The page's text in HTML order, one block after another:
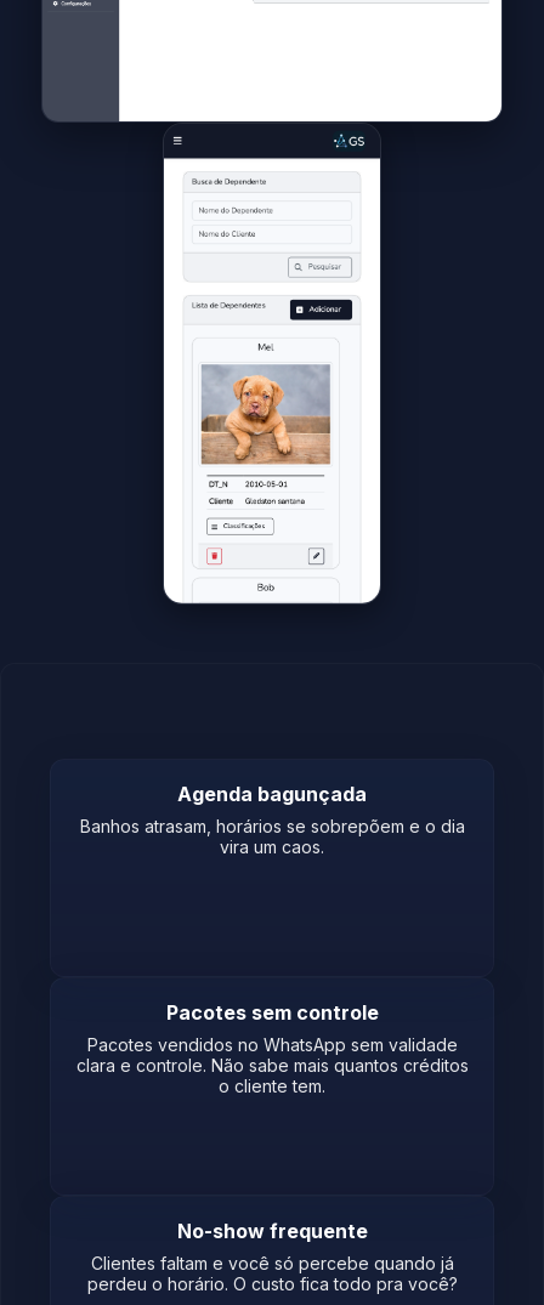
Agenda bagunçada
Banhos atrasam, horários se sobrepõem e o dia
vira um caos.
Pacotes sem controle
Pacotes vendidos no WhatsApp sem validade
clara e controle. Não sabe mais quantos créditos
o cliente tem.
No-show frequente
Clientes faltam e você só percebe quando já
perdeu o horário. O custo fica todo pra você?